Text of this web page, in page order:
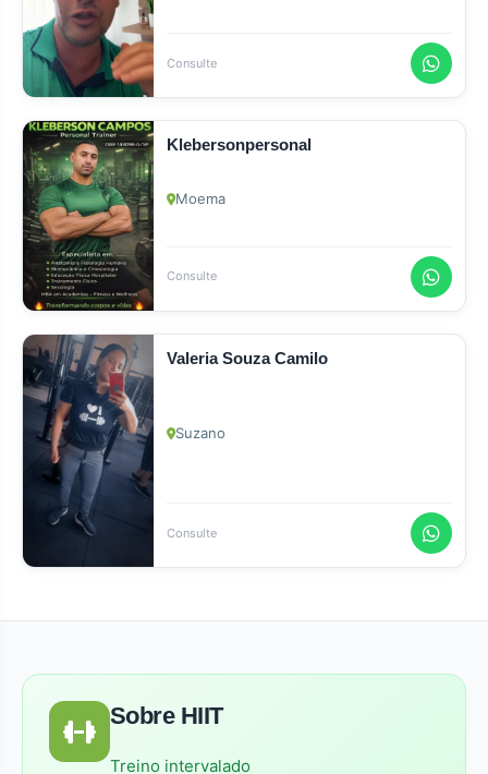
Consulte
Klebersonpersonal
Moema
Consulte
Valeria Souza Camilo
Suzano
Consulte
Sobre HIIT
Treino intervalado